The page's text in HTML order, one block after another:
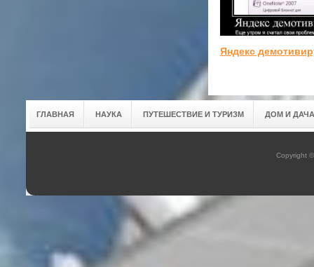
Яндекс
ГЛАВНАЯ НАУКА ПУТЕШЕСТВИЕ И ТУРИЗМ ДОМ И ДАЧА
Copyright